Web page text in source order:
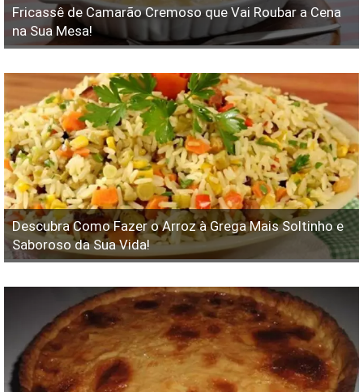
Fricassê ​​de Camarão Cremoso que Vai Roubar a Cena
na Sua Mesa!
Descubra Como Fazer o Arroz à Grega Mais Soltinho e
Saboroso da Sua Vida!